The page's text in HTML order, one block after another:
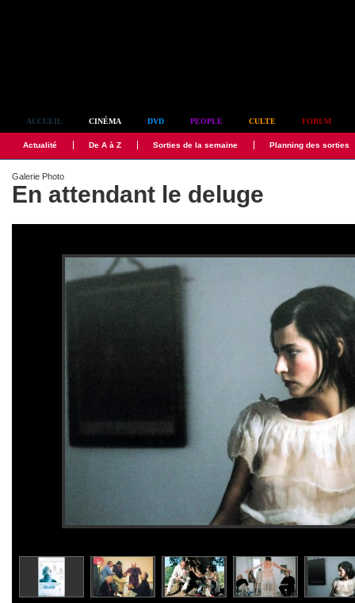
ACCUEIL CINÉMA DVD PEOPLE CULTE FORUM
Actualité De A à Z Sorties de la semaine Planning des sorties
Galerie Photo
En attendant le deluge